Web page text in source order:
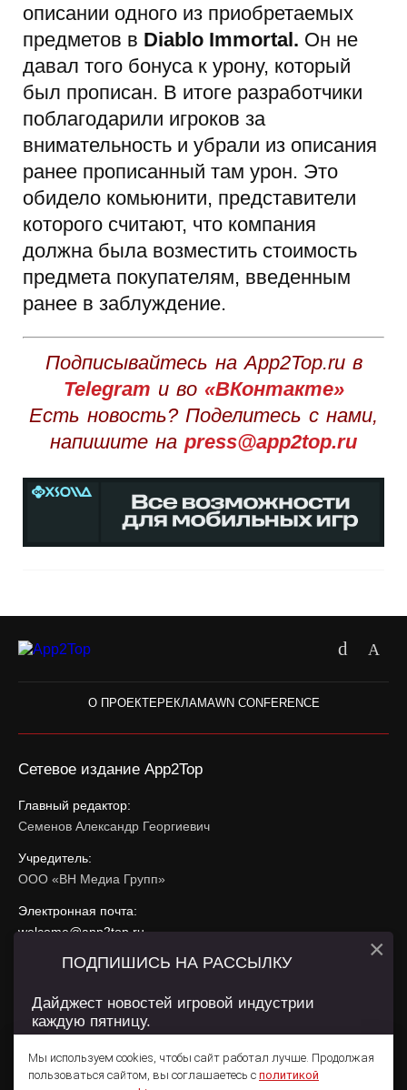
описании одного из приобретаемых
предметов в Diablo Immortal. Он не
давал того бонуса к урону, который
был прописан. В итоге разработчики
поблагодарили игроков за
внимательность и убрали из описания
ранее прописанный там урон. Это
обидело комьюнити, представители
которого считают, что компания
должна была возместить стоимость
предмета покупателям, введенным
ранее в заблуждение.
Подписывайтесь на App2Top.ru в
Telegram и во «ВКонтакте»
Есть новость? Поделитесь с нами,
напишите на press@app2top.ru
О ПРОЕКТЕРЕКЛАМАWN CONFERENCE
Сетевое издание App2Top
Главный редактор:
Семенов Александр Георгиевич
Учредитель:
ООО «ВН Медиа Групп»
Электронная почта:
welcome@app2top.ru
При использовании материалов активная ссылка на
Сайт использует IP адреса, cookie, данные геолокации
использования содержатся вПолитике конфиденциальностии
Пользовательском соглашении .
Мы используем cookies, чтобы сайт работал лучше. Продолжая
пользоваться сайтом, вы соглашаетесь с политикой
ПОДПИШИСЬ НА РАССЫЛКУ
Дайджест новостей игровой индустрии
каждую пятницу.
×